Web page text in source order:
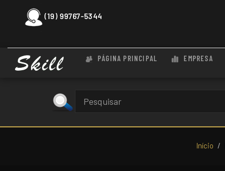
(19) 99767-5344
PÁGINA PRINCIPAL EMPRESA
Início